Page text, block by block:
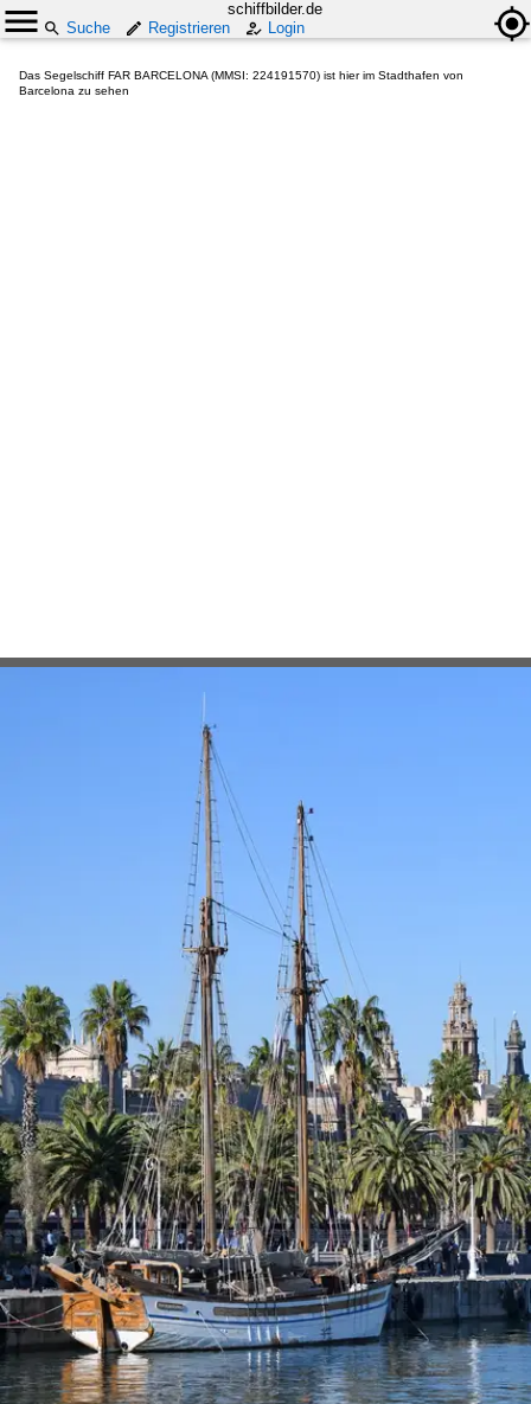
schiffbilder.de
Suche
Registrieren Login
Das Segelschiff FAR BARCELONA (MMSI: 224191570) ist hier im Stadthafen von
Barcelona zu sehen